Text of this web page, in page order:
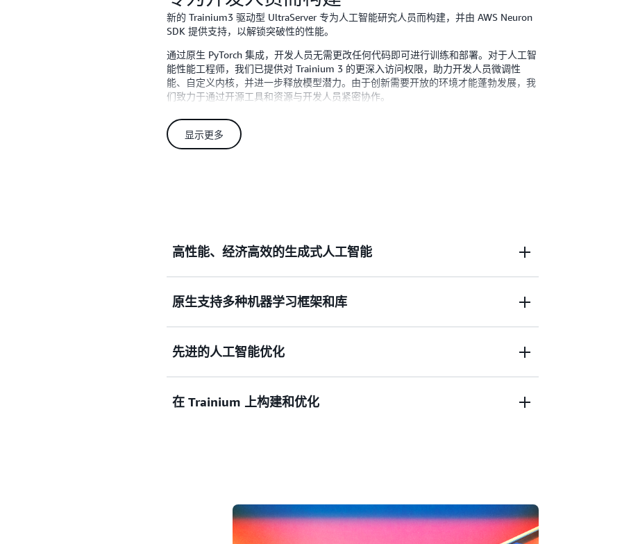
新的 Trainium3 驱动型 UltraServer 专为人工智能研究人员而构建，并由 AWS Neuron
SDK 提供支持，以解锁突破性的性能。
通过原生 PyTorch 集成，开发人员无需更改任何代码即可进行训练和部署。对于人工智
能性能工程师，我们已提供对 Trainium 3 的更深入访问权限，助力开发人员微调性
能、自定义内核，并进一步释放模型潜力。由于创新需要开放的环境才能蓬勃发展，我
们致力于通过开源工具和资源与开发人员紧密协作。
了解更多信息，请访问
显示更多
高性能、经济高效的生成式人工智能
Trn3 UltraServer 采用纵向扩展 UltraServer 技术的最新创新成果，借助
存带宽与 362 PFLOP 的 MXFP8 算力，性能较 Trn2 UltraServer 提升高
Trainium2 的实例相比，可显著提升大规模 GPT-OSS 服务的吞吐量。
Trn1 实例采用多达 16 个 Trainium 芯片，可提供高达 3 PFLOP 的 FP8
算力、512 GB 的 HBM、9.8 TB/s 的内存带宽，以及高达 1.6 Tbps 的
原生支持多种机器学习框架和库
AWS Neuron 软件开发工具包有助于充分释放 Trn3、Trn2 和 Trn1 实例
Lightning 等基本库进行原生集成。它可以为分布式训练和推理优化开箱
先进的人工智能优化
为了在实现准确性目标的同时提供高性能，AWS Trainium 支持多种混合
舍入和专用集体引擎。
在 Trainium 上构建和优化
人员还可以使用开源的 Neuron Kernel Library，随时部署经过优化的内
核。最后，Neuron Explore 提供了全栈可见性，助力将开发人员的代码
连接到硬件中的引擎。